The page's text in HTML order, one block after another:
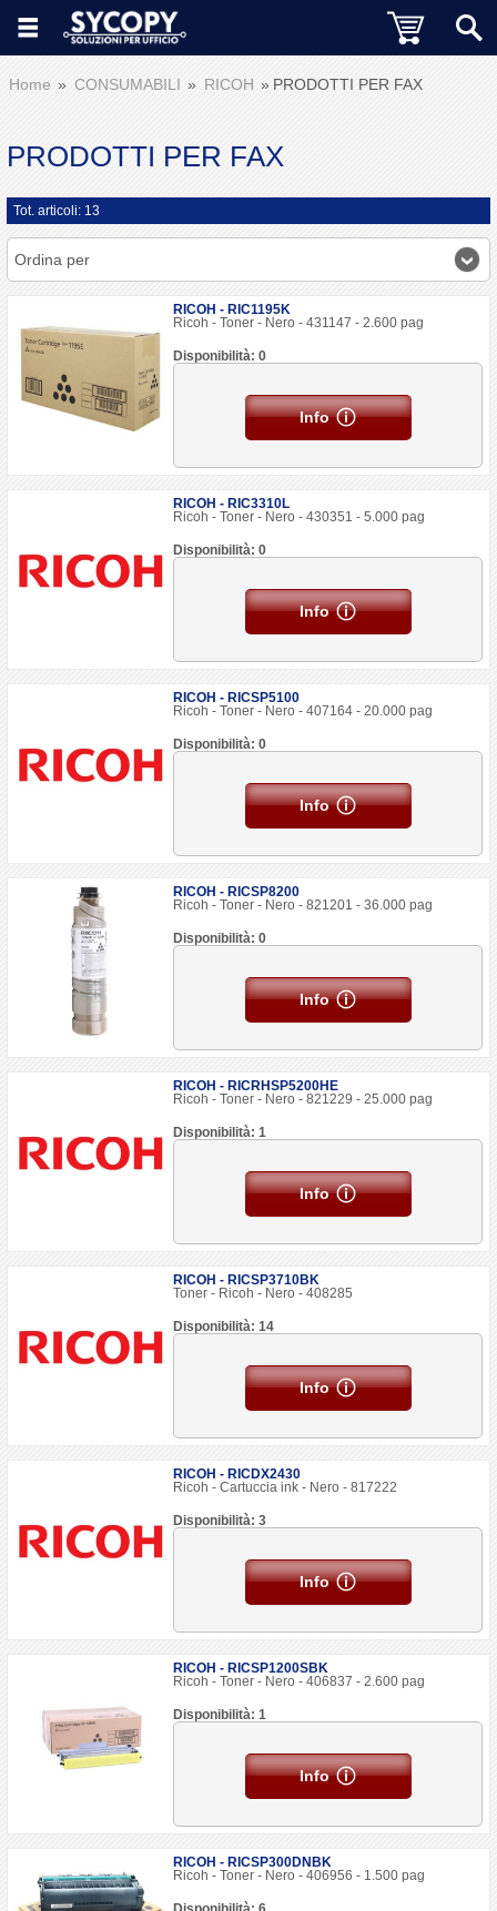
Home CONSUMABILI RICOH PRODOTTI PER FAX
PRODOTTI PER FAX
Tot. articoli: 13
Ordina per
RICOH - RIC1195K
Ricoh - Toner - Nero - 431147 - 2.600 pag
Disponibilità: 0
Info
RICOH - RIC3310L
Ricoh - Toner - Nero - 430351 - 5.000 pag
Disponibilità: 0
Info
RICOH - RICSP5100
Ricoh - Toner - Nero - 407164 - 20.000 pag
Disponibilità: 0
Info
RICOH - RICSP8200
Ricoh - Toner - Nero - 821201 - 36.000 pag
Disponibilità: 0
Info
RICOH - RICRHSP5200HE
Ricoh - Toner - Nero - 821229 - 25.000 pag
Disponibilità: 1
Info
RICOH - RICSP3710BK
Toner - Ricoh - Nero - 408285
Disponibilità: 14
Info
RICOH - RICDX2430
Ricoh - Cartuccia ink - Nero - 817222
Disponibilità: 3
Info
RICOH - RICSP1200SBK
Ricoh - Toner - Nero - 406837 - 2.600 pag
Disponibilità: 1
Info
RICOH - RICSP300DNBK
Ricoh - Toner - Nero - 406956 - 1.500 pag